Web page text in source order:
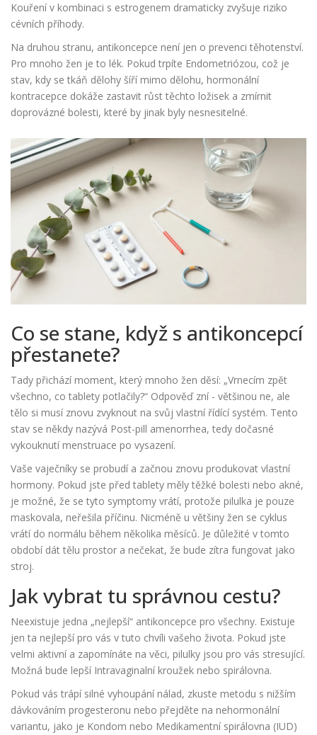
Kouření v kombinaci s estrogenem dramaticky zvyšuje riziko
cévních příhody.
Na druhou stranu, antikoncepce není jen o prevenci těhotenství.
Pro mnoho žen je to lék. Pokud trpíte Endometriózou, což je
stav, kdy se tkáň dělohy šíří mimo dělohu, hormonální
kontracepce dokáže zastavit růst těchto ložisek a zmírnit
doprovázné bolesti, které by jinak byly nesnesitelné.
Co se stane, když s antikoncepcí
přestanete?
Tady přichází moment, který mnoho žen děsí: „Vrnecím zpět
všechno, co tablety potlačily?“ Odpověď zní - většinou ne, ale
tělo si musí znovu zvyknout na svůj vlastní řídící systém. Tento
stav se někdy nazývá Post-pill amenorrhea, tedy dočasné
vykouknutí menstruace po vysazení.
Vaše vaječníky se probudí a začnou znovu produkovat vlastní
hormony. Pokud jste před tablety měly těžké bolesti nebo akné,
je možné, že se tyto symptomy vrátí, protože pilulka je pouze
maskovala, neřešila příčinu. Nicméně u většiny žen se cyklus
vrátí do normálu během několika měsíců. Je důležité v tomto
období dát tělu prostor a nečekat, že bude zítra fungovat jako
stroj.
Jak vybrat tu správnou cestu?
Neexistuje jedna „nejlepší“ antikoncepce pro všechny. Existuje
jen ta nejlepší pro vás v tuto chvíli vašeho života. Pokud jste
velmi aktivní a zapomínáte na věci, pilulky jsou pro vás stresující.
Možná bude lepší Intravaginalní kroužek nebo spirálovna.
Pokud vás trápí silné vyhoupání nálad, zkuste metodu s nižším
dávkováním progesteronu nebo přejděte na nehormonální
variantu, jako je Kondom nebo Medikamentní spirálovna (IUD)